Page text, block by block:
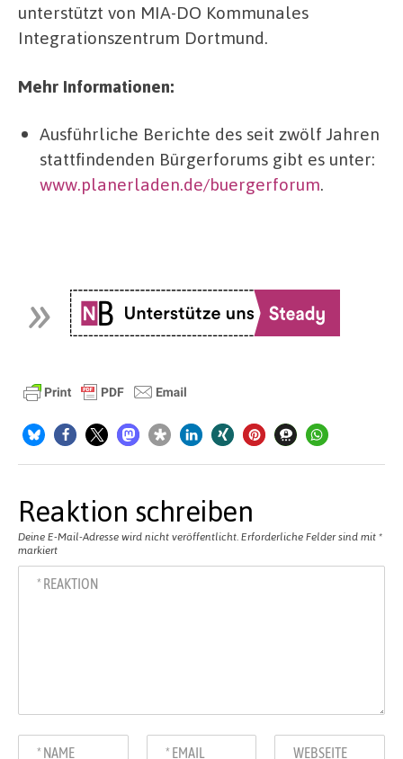
unterstützt von MIA-DO Kommunales
Integrationszentrum Dortmund.
Mehr Informationen:
Ausführliche Berichte des seit zwölf Jahren
stattfindenden Bürgerforums gibt es unter:
www.planerladen.de/buergerforum.
Reaktion schreiben
Deine E-Mail-Adresse wird nicht veröffentlicht. Erforderliche Felder sind mit *
markiert